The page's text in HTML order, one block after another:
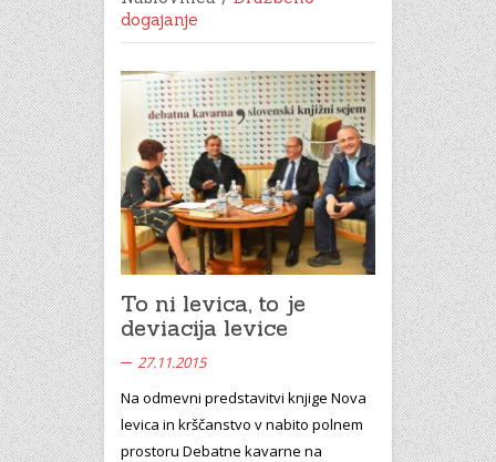
dogajanje
To ni levica, to je
deviacija levice
27.11.2015
Na odmevni predstavitvi knjige Nova
levica in krščanstvo v nabito polnem
prostoru Debatne kavarne na